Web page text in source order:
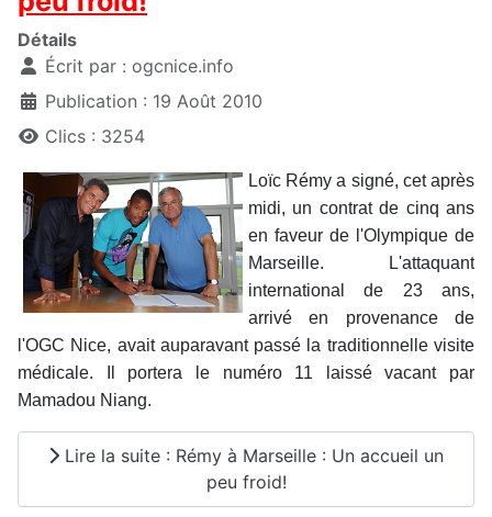
Détails
Écrit par : ogcnice.info
Publication : 19 Août 2010
Clics : 3254
Loïc Rémy a signé, cet après
midi, un contrat de cinq ans
en faveur de l'Olympique de
Marseille. L'attaquant
international de 23 ans,
arrivé en provenance de
l'OGC Nice, avait auparavant passé la traditionnelle visite
médicale. Il portera le numéro 11 laissé vacant par
Mamadou Niang.
Lire la suite : Rémy à Marseille : Un accueil un
peu froid!